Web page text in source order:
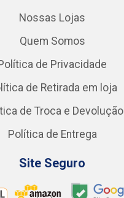
Nossas Lojas
Quem Somos
de Privacidade
de Retirada em loja
de Troca e Devolução
Política de Entrega
Site Seguro